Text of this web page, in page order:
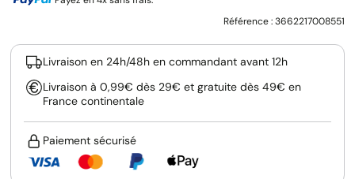
Référence :3662217008551
Livraison en 24h/48h en commandant avant 12h
Livraison à 0,99€ dès 29€ et gratuite dès 49€ en
France continentale
Paiement sécurisé